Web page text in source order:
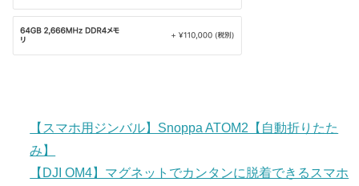
【スマホ用ジンバル】Snoppa ATOM2【自動折りたた
み】
【DJI OM4】マグネットでカンタンに脱着できるスマホ